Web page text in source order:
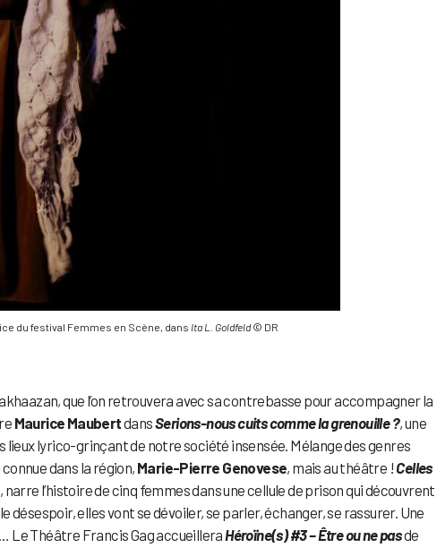
du festival Femmes en Scène, dans Ita L. Goldfeld© DR
que l’on retrouvera avec sa contrebasse pour accompagner la
Maurice MaubertdansSerions-nous cuits comme la grenouille ?, une
lyrico-grinçant de notre société insensée. Mélange des genres
dans la région, Marie-Pierre Genovese, mais au théâtre ! Celles
, narre l’histoire de cinq femmes dans une cellule de prison qui découvrent
désespoir, elles vont se dévoiler, se parler, échanger, se rassurer. Une
Le Théâtre Francis Gag accueillera Héroïne(s) #3 – Être ou ne pasde